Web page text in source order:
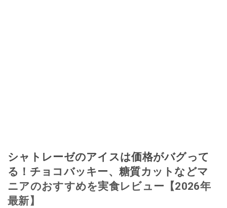
シャトレーゼのアイスは価格がバグって
る！チョコバッキー、糖質カットなどマ
ニアのおすすめを実食レビュー【2026年
最新】